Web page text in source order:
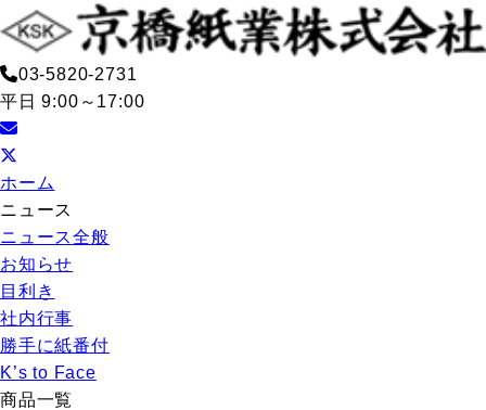
03-5820-2731
平日 9:00～17:00
ホーム
ニュース
ニュース全般
お知らせ
目利き
社内行事
勝手に紙番付
K’s to Face
商品一覧